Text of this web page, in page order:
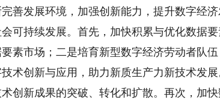
善发展环境，加强创新能力，提升数字经
可持续发展。首先，加快积累与优化数据
素市场；二是培育新型数字经济劳动者队
术创新与应用，助力新质生产力新技术发
创新成果的突破、转化和扩散。再次，加